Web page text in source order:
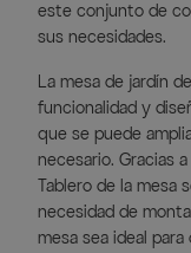
este conjunto de
sus necesidades.
La mesa de jardín
funcionalidad y
que se puede
necesario. Gracias
Tablero de la mesa
necesidad de
mesa sea ideal